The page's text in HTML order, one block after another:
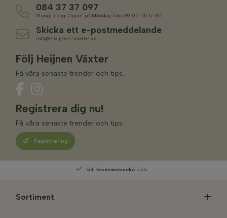
084 37 37 097
Stängt i dag. Öppet på Måndag från 09:00 till 17:00
Skicka ett e-postmeddelande
info@heijnen-vaxter.se
Följ Heijnen Växter
Få våra senaste trender och tips.
Registrera dig nu!
Få våra senaste trender och tips.
Registrering
Välj leveransvecka själv
Sortiment